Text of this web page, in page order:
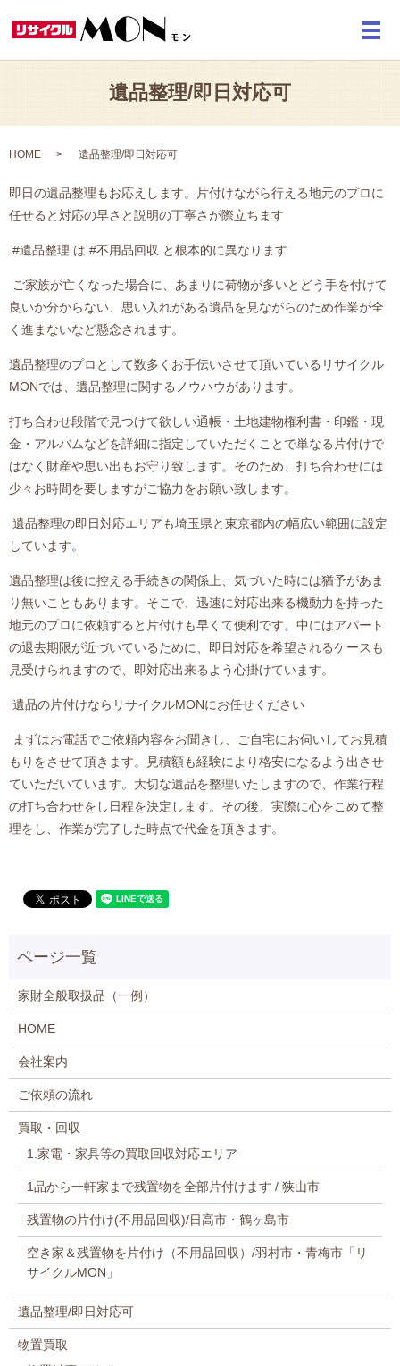
メ
遺品整理/即日対応可
HOME 遺品整理/即日対応可
即日の遺品整理もお応えします。片付けながら行える地元のプロに
任せると対応の早さと説明の丁寧さが際立ちます
#遺品整理 は #不用品回収 と根本的に異なります
ご家族が亡くなった場合に、あまりに荷物が多いとどう手を付けて
良いか分からない、思い入れがある遺品を見ながらのため作業が全
く進まないなど懸念されます。
遺品整理のプロとして数多くお手伝いさせて頂いているリサイクル
MONでは、遺品整理に関するノウハウがあります。
打ち合わせ段階で見つけて欲しい通帳・土地建物権利書・印鑑・現
金・アルバムなどを詳細に指定していただくことで単なる片付けで
はなく財産や思い出もお守り致します。そのため、打ち合わせには
少々お時間を要しますがご協力をお願い致します。
遺品整理の即日対応エリアも埼玉県と東京都内の幅広い範囲に設定
しています。
遺品整理は後に控える手続きの関係上、気づいた時には猶予があま
り無いこともあります。そこで、迅速に対応出来る機動力を持った
地元のプロに依頼すると片付けも早くて便利です。中にはアパート
の退去期限が近づいているために、即日対応を希望されるケースも
見受けられますので、即対応出来るよう心掛けています。
遺品の片付けならリサイクルMONにお任せください
まずはお電話でご依頼内容をお聞きし、ご自宅にお伺いしてお見積
もりをさせて頂きます。見積額も経験により格安になるよう出させ
ていただいています。大切な遺品を整理いたしますので、作業行程
の打ち合わせをし日程を決定します。その後、実際に心をこめて整
理をし、作業が完了した時点で代金を頂きます。
家財全般取扱品（一例）
HOME
会社案内
ご依頼の流れ
買取・回収
1.家電・家具等の買取回収対応エリア
1品から一軒家まで残置物を全部片付けます / 狭山市
残置物の片付け(不用品回収)/日高市・鶴ヶ島市
空き家＆残置物を片付け（不用品回収）/羽村市・青梅市「リ
サイクルMON」
遺品整理/即日対応可
物置買取